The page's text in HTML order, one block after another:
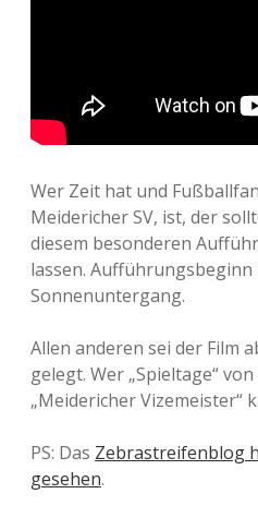
Wer Zeit hat und
Meidericher SV, ist, der
diesem besonderen
lassen. Aufführungsbeginn
Sonnenuntergang.
Allen anderen sei der Film
gelegt. Wer „Spieltage“
„Meidericher Vizemeister“
PS: Das Zebrastreifenblog
gesehen.